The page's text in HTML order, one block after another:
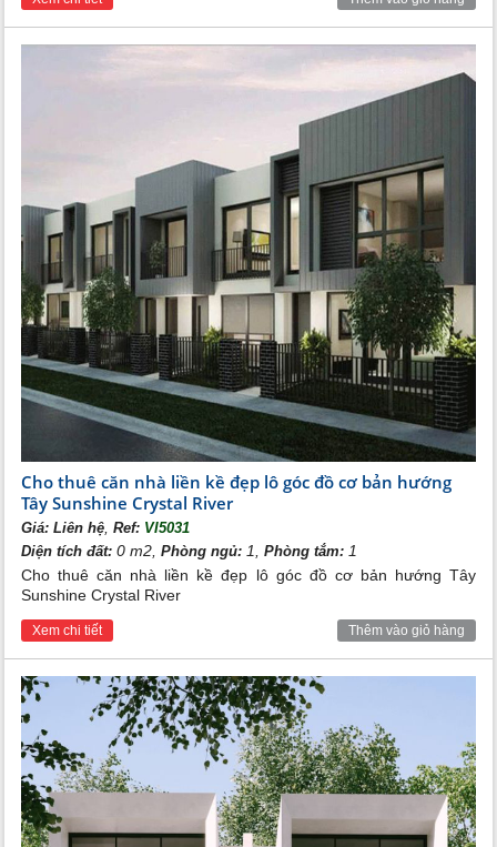
Cho thuê căn nhà liền kề đẹp lô góc đồ cơ bản hướng
Tây Sunshine Crystal River
Giá:Liên hệ ,Ref: VI5031
Diện tích đất: 0 m2,Phòng ngủ: 1,Phòng tắm: 1
Cho thuê căn nhà liền kề đẹp lô góc đồ cơ bản hướng Tây
Sunshine Crystal River
Xem chi tiết Thêm vào giỏ hàng